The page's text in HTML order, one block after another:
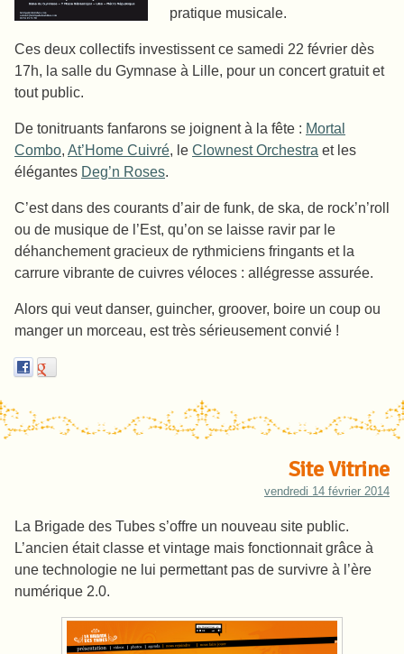
pratique musicale.
Ces deux collectifs investissent ce samedi 22 février dès
17h, la salle du Gymnase à Lille, pour un concert gratuit et
tout public.
De tonitruants fanfarons se joignent à la fête : Mortal
Combo, At’Home Cuivré, le Clownest Orchestra et les
élégantes Deg’n Roses.
C’est dans des courants d’air de funk, de ska, de rock’n’roll
ou de musique de l’Est, qu’on se laisse ravir par le
déhanchement gracieux de rythmiciens fringants et la
carrure vibrante de cuivres véloces : allégresse assurée.
Alors qui veut danser, guincher, groover, boire un coup ou
manger un morceau, est très sérieusement convié !
Site Vitrine
vendredi 14 février 2014
La Brigade des Tubes s’offre un nouveau site public.
L’ancien était classe et vintage mais fonctionnait grâce à
une technologie ne lui permettant pas de survivre à l’ère
numérique 2.0.